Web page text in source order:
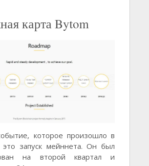
карта Bytom
которое произошло в
запуск мейннета. Он был
на второй квартал и